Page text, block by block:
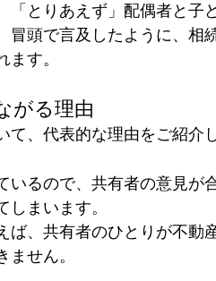
「とりあえず」配偶者と子
冒頭で言及したように、相
す。
がる理由
、代表的な理由をご紹介
いるので、共有者の意見が
まいます。
ば、共有者のひとりが不動
せん。